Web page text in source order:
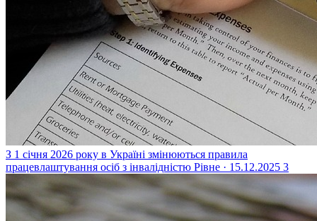
З 1 січня 2026 року в Україні змінюються правила
працевлаштування осіб з інвалідністю Рівне · 15.12.2025 3